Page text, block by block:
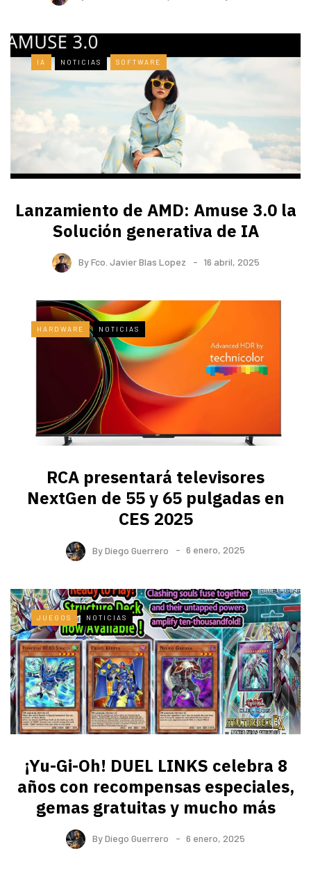
IA NOTICIAS SOFTWARE
Lanzamiento de AMD: Amuse 3.0 la
Solución generativa de IA
ByFco. Javier Blas Lopez 16 abril, 2025
HARDWARE NOTICIAS
RCA presentará televisores
NextGen de 55 y 65 pulgadas en
CES 2025
ByDiego Guerrero 6 enero, 2025
JUEGOS NOTICIAS
¡Yu-Gi-Oh! DUEL LINKS celebra 8
años con recompensas especiales,
gemas gratuitas y mucho más
ByDiego Guerrero 6 enero, 2025